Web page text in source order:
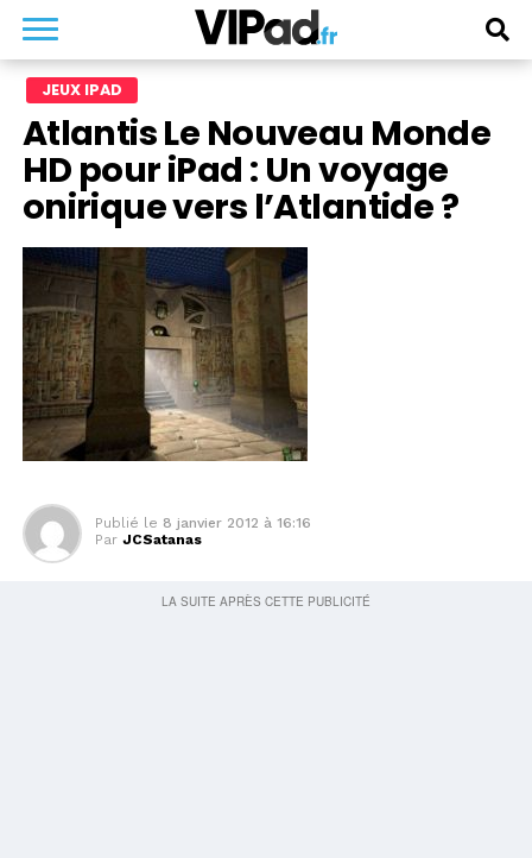
JEUX IPAD
Atlantis Le Nouveau Monde
HD pour iPad : Un voyage
onirique vers l’Atlantide ?
Publié le 8 janvier 2012 à 16:16
Par JCSatanas